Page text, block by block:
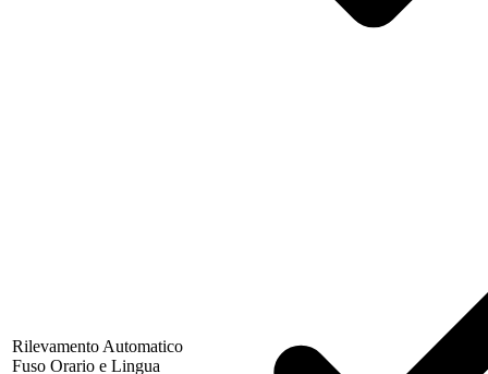
Rilevamento Automatico
Fuso Orario e Lingua